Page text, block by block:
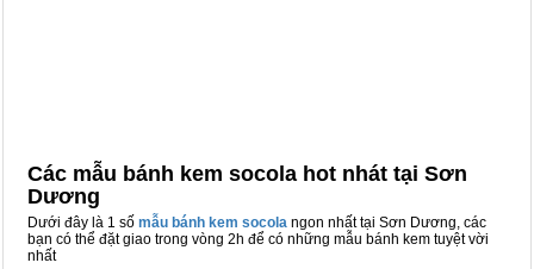
Các mẫu bánh kem socola hot nhát tại Sơn
Dương
Dưới đây là 1 số mẫu bánh kem socola ngon nhất tại Sơn Dương, các
bạn có thể đặt giao trong vòng 2h để có những mẫu bánh kem tuyệt vời
nhất